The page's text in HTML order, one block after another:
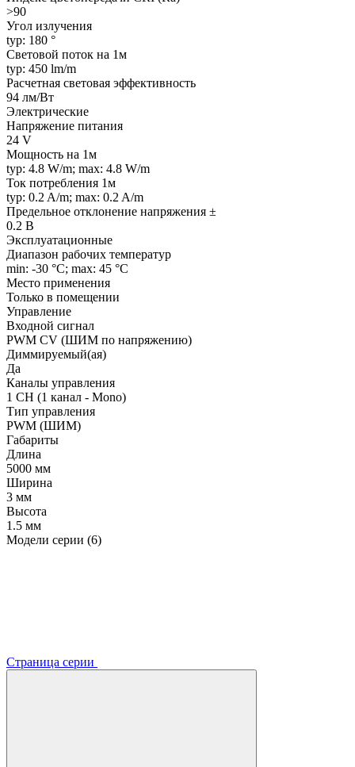
>90
Угол излучения
typ: 180 °
Световой поток на 1м
typ: 450 lm/m
Расчетная световая эффективность
94 лм/Вт
Электрические
Напряжение питания
24 V
Мощность на 1м
typ: 4.8 W/m; max: 4.8 W/m
Ток потребления 1м
typ: 0.2 A/m; max: 0.2 A/m
Предельное отклонение напряжения ±
0.2 В
Эксплуатационные
Диапазон рабочих температур
min: -30 °C; max: 45 °C
Место применения
Только в помещении
Управление
Входной сигнал
PWM СV (ШИМ по напряжению)
Диммируемый(ая)
Да
Каналы управления
1 CH (1 канал - Mono)
Тип управления
PWM (ШИМ)
Габариты
Длина
5000 мм
Ширина
3 мм
Высота
1.5 мм
Модели серии (6)
Страница серии